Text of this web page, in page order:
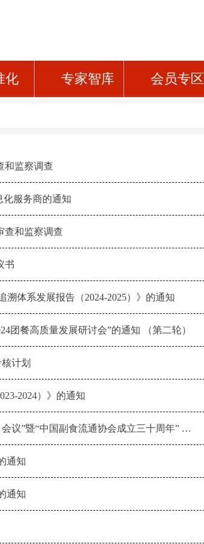
化 专家智库 会员专区
和监察调查
化服务商的通知
查和监察调查
书
体系发展报告（2024-2025）》的通知
团餐高质量发展研讨会”的通知 （第二轮）
计划
2024）》的通知
关于召开“中国副食流通协会第六届五次理事会（扩大） 会议”暨“中国副食流通协会成立三十周年” 庆典活动的通知
通知
通知